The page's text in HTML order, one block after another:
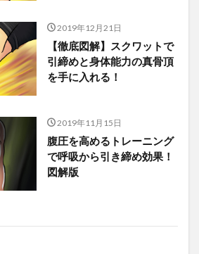
2019年12月21日
【徹底図解】スクワットで
引締めと身体能力の真骨頂
を手に入れる！
2019年11月15日
腹圧を高めるトレーニング
で呼吸から引き締め効果！
図解版